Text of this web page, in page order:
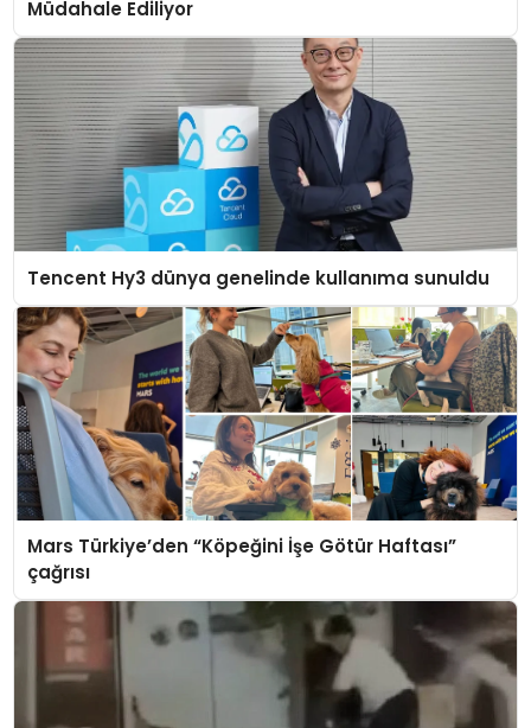
Müdahale Ediliyor
Tencent Hy3 dünya genelinde kullanıma sunuldu
Mars Türkiye’den “Köpeğini İşe Götür Haftası”
çağrısı